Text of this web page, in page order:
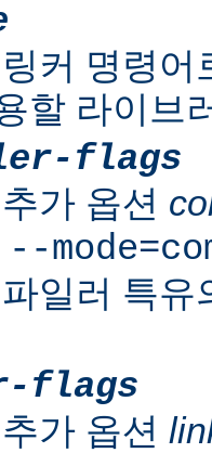
커 명령
할 라이브
flags
가 옵션
일러 특
flags
가 옵션